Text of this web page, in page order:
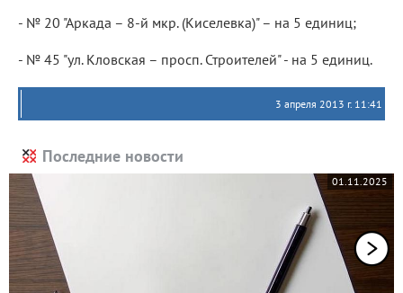
- № 20 "Аркада – 8-й мкр. (Киселевка)" – на 5 единиц;
- № 45 "ул. Кловская – просп. Строителей" - на 5 единиц.
3 апреля 2013 г. 11:41
Последние новости
01.11.2025